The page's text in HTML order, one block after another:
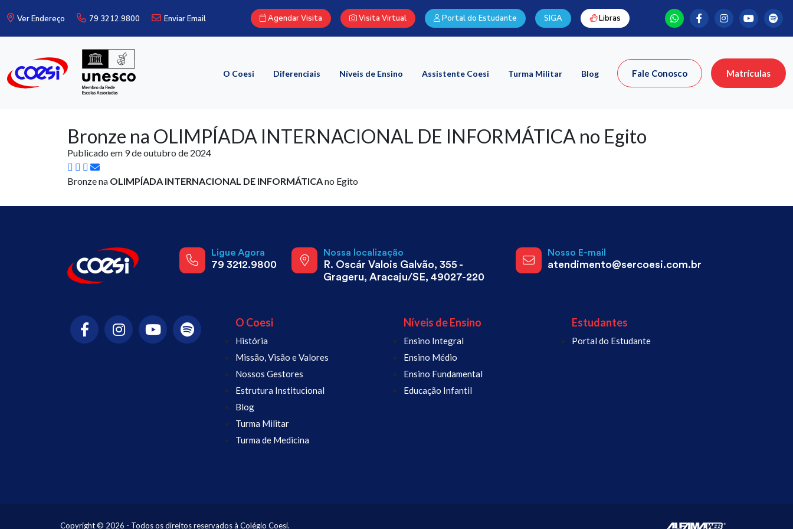
Ver Endereço 79 3212.9800 Enviar Email Agendar Visita Visita Virtual Portal do Estudante SIGA Libras
O Coesi Diferenciais Níveis de Ensino Assistente Coesi Turma Militar Blog Fale Conosco Matrículas
Bronze na OLIMPÍADA INTERNACIONAL DE INFORMÁTICA no Egito
Publicado em 9 de outubro de 2024
Bronze na OLIMPÍADA INTERNACIONAL DE INFORMÁTICAno Egito
Ligue Agora
79 3212.9800
Nossa localização
R. Oscár Valois Galvão, 355 -
Grageru, Aracaju/SE, 49027-220
Nosso E-mail
atendimento@sercoesi.com.br
O Coesi
História
Missão, Visão e Valores
Nossos Gestores
Estrutura Institucional
Blog
Turma Militar
Turma de Medicina
Níveis de Ensino
Ensino Integral
Ensino Médio
Ensino Fundamental
Educação Infantil
Estudantes
Portal do Estudante
Copyright © 2026 - Todos os direitos reservados à Colégio Coesi.